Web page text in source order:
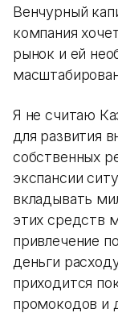
Венчурный
компания
рынок и ей
Я не считаю
для развития
собственных
экспансии
вкладывать
этих средств
привлечение
деньги
приходится
промокодов и